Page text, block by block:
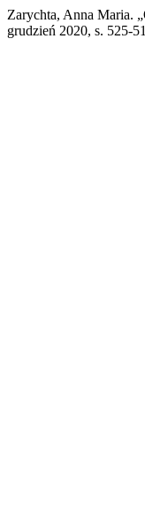
Zarychta, Anna Maria.
grudzień 2020, s. 525-